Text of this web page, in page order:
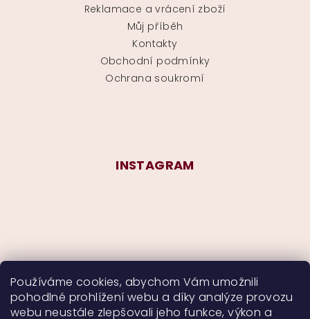
Používáme cookies, abychom Vám umožnili
pohodlné prohlížení webu a díky analýze provozu
webu neustále zlepšovali jeho funkce, výkon a
Reklamace a vrácení zboží
Můj příběh
Kontakty
Obchodní podmínky
Ochrana soukromí
INSTAGRAM
Sledovat na Instagramu